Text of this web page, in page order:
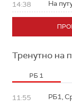
14:38 На
Тренутно на
РБ 1
11:55 РБ1,